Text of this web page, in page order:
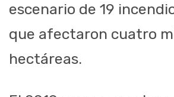
escenario de 19
que afectaron cuatro
hectáreas.